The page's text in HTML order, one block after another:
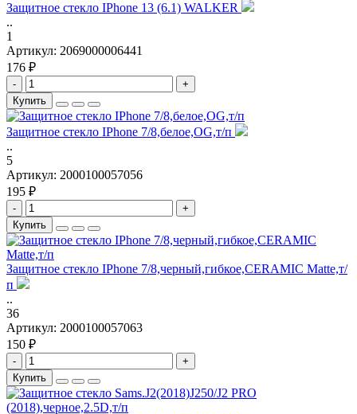
Защитное стекло IPhone 13 (6.1) WALKER
..
1
Артикул: 2069000006441
176 ₽
-
+
Купить
Защитное стекло IPhone 7/8,белое,OG,т/п
..
5
Артикул: 2000100057056
195 ₽
-
+
Купить
Защитное стекло IPhone 7/8,черный,гибкое,CERAMIC Matte,т/
п
..
36
Артикул: 2000100057063
150 ₽
-
+
Купить